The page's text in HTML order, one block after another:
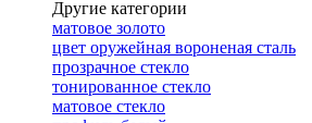
Другие категории
матовое золото
цвет оружейная вороненая сталь
прозрачное стекло
тонированное стекло
матовое стекло